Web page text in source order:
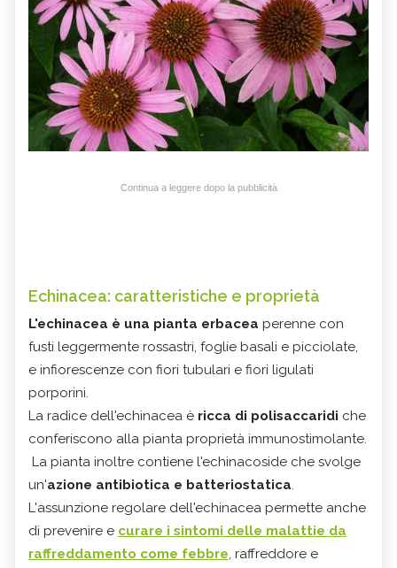
Continua a leggere dopo la pubblicità
Echinacea: caratteristiche e proprietà
L'echinacea è una pianta erbacea perenne con
fusti leggermente rossastri, foglie basali e picciolate,
e infiorescenze con fiori tubulari e fiori ligulati
porporini.
La radice dell'echinacea è ricca di polisaccaridi che
conferiscono alla pianta proprietà immunostimolante.
La pianta inoltre contiene l'echinacoside che svolge
un'azione antibiotica e batteriostatica.
L'assunzione regolare dell'echinacea permette anche
di prevenire e curare i sintomi delle malattie da
raffreddamento come febbre, raffreddore e